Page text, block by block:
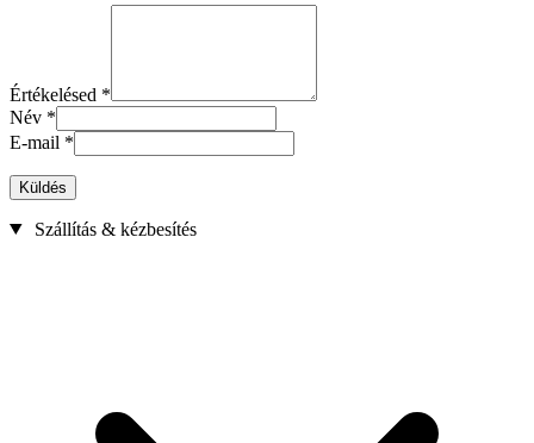
Értékelésed *
Név *
E-mail *
Küldés
Szállítás & kézbesítés